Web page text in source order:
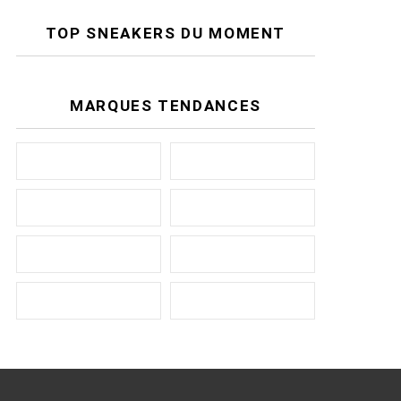
TOP SNEAKERS DU MOMENT
MARQUES TENDANCES